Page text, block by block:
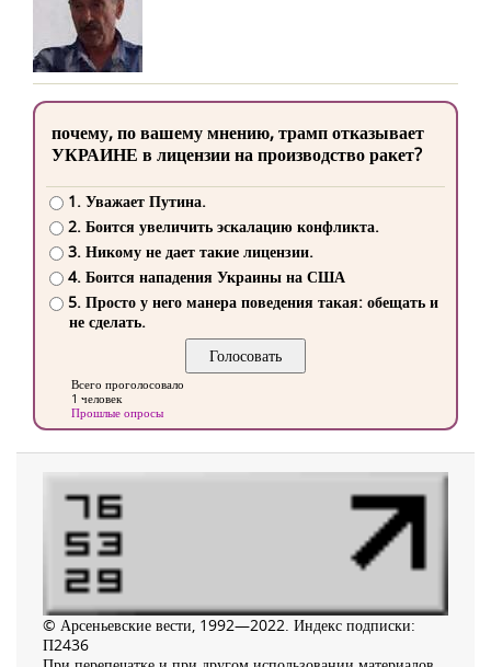
почему, по вашему мнению, трамп отказывает
УКРАИНЕ в лицензии на производство ракет?
1. Уважает Путина.
2. Боится увеличить эскалацию конфликта.
3. Никому не дает такие лицензии.
4. Боится нападения Украины на США
5. Просто у него манера поведения такая: обещать и
не сделать.
Всего проголосовало
1 человек
Прошлые опросы
© Арсеньевские вести, 1992—2022. Индекс подписки:
П2436